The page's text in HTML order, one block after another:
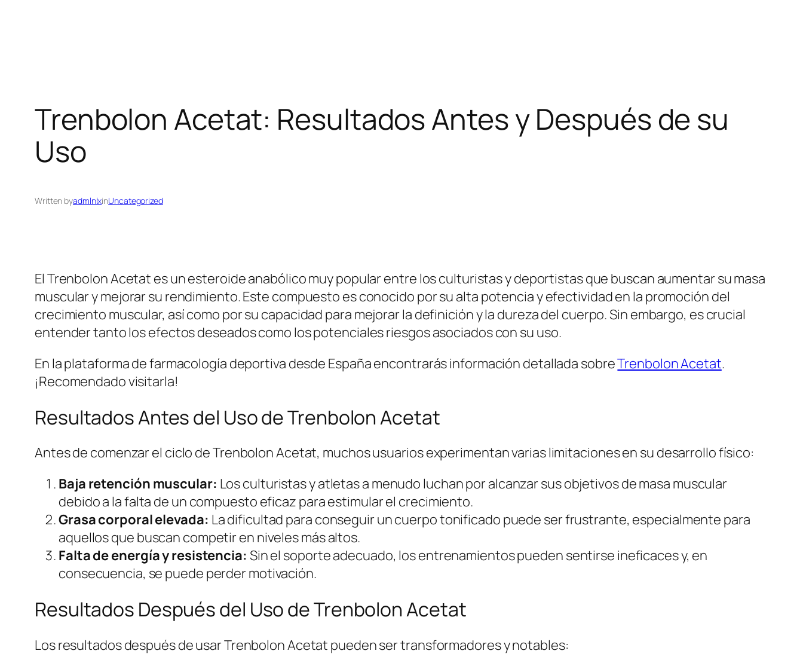
Trenbolon Acetat: Resultados Antes y Después de su
Uso
Written byadmlnlxinUncategorized
El Trenbolon Acetat es un esteroide anabólico muy popular entre los culturistas y deportistas que buscan aumentar su masa
muscular y mejorar su rendimiento. Este compuesto es conocido por su alta potencia y efectividad en la promoción del
crecimiento muscular, así como por su capacidad para mejorar la definición y la dureza del cuerpo. Sin embargo, es crucial
entender tanto los efectos deseados como los potenciales riesgos asociados con su uso.
En la plataforma de farmacología deportiva desde España encontrarás información detallada sobreTrenbolon Acetat.
¡Recomendado visitarla!
Resultados Antes del Uso de Trenbolon Acetat
Antes de comenzar el ciclo de Trenbolon Acetat, muchos usuarios experimentan varias limitaciones en su desarrollo físico:
Baja retención muscular: Los culturistas y atletas a menudo luchan por alcanzar sus objetivos de masa muscular
debido a la falta de un compuesto eficaz para estimular el crecimiento.
Grasa corporal elevada: La dificultad para conseguir un cuerpo tonificado puede ser frustrante, especialmente para
aquellos que buscan competir en niveles más altos.
Falta de energía y resistencia: Sin el soporte adecuado, los entrenamientos pueden sentirse ineficaces y, en
consecuencia, se puede perder motivación.
Resultados Después del Uso de Trenbolon Acetat
Los resultados después de usar Trenbolon Acetat pueden ser transformadores y notables: